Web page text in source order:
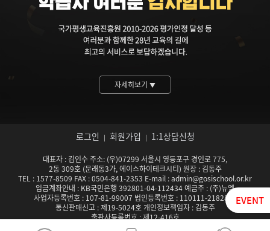
EVENT
자세히보기 ▼
로그인 | 회원가입 | 1:1상담신청
대표자 : 김인수 주소: (우)07299 서울시 영등포구 경인로 775,
2동 309호 (문래동3가, 에이스하이테크시티) 원장 : 김동주
TEL : 1577-8509 FAX : 0504-841-2353 E-mail : admin@gosischool.or.kr
입금계좌안내 : KB국민은행 392801-04-112434 예금주 : (주)뉴엠
사업자등록번호 : 107-81-99007 법인등록번호 : 110111-2182824
통신판매신고 : 제19-5024호 개인정보책임자 : 김동주
출판사등록번호 : 제12-416호
서울특별시남부교육청 평생교육시설 등록기관 제142호